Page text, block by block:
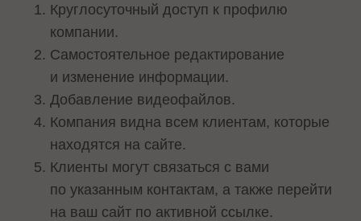
Круглосуточный доступ к профилю
компании.
Самостоятельное редактирование
и изменение информации.
Добавление видеофайлов.
Компания видна всем клиентам, которые
находятся на сайте.
Клиенты могут связаться с вами
по указанным контактам, а также перейти
на ваш сайт по активной ссылке.